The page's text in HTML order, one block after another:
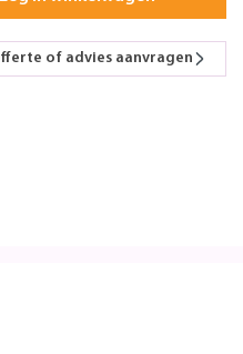
of advies aanvragen